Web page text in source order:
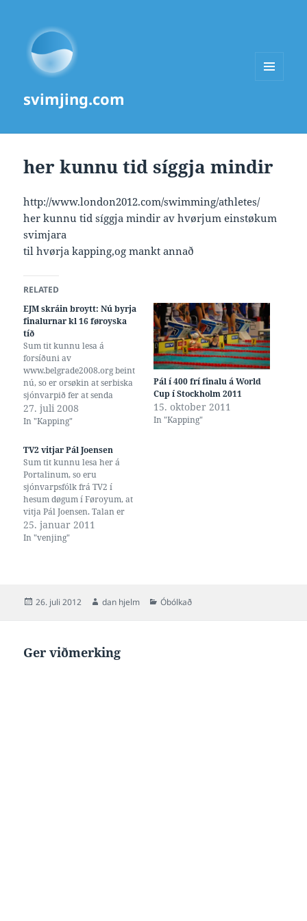
svimjing.com
her kunnu tid síggja mindir
http://www.london2012.com/swimming/athletes/
her kunnu tid síggja mindir av hvørjum einstøkum
svimjara
til hvørja kapping,og mankt annað
RELATED
EJM skráin broytt: Nú byrja
finalurnar kl 16 føroyska
tíð
Sum tit kunnu lesa á
forsíðuni av
www.belgrade2008.org beint
nú, so er orsøkin at serbiska
sjónvarpið fer at senda
beinleiðis frá stevnuni.
Finalurnar eru tí fluttar frá
kl 17:00 lokala tíð, sum er ein
tíma framman fyri føroyska
tíð. Finalunar eru harvið
framskundaðar…
27. juli 2008
In "Kapping"
Pál í 400 frí finalu á World
Cup í Stockholm 2011
15. oktober 2011
In "Kapping"
TV2 vitjar Pál Joensen
Sum tit kunnu lesa her á
Portalinum, so eru
sjónvarpsfólk frá TV2 í
hesum døgum í Føroyum, at
vitja Pál Joensen. Talan er
um fólk frá ítróttarsendingini
"Lige På og Sport", sum vilja
2012. Portalurin…
25. januar 2011
In "venjing"
Posted
26. juli 2012 Author
dan hjelm Categories
Óbólkað
Ger viðmerking